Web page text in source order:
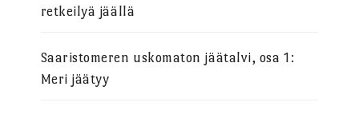
retkeilyä jäällä
Saaristomeren uskomaton jäätalvi, osa 1:
Meri jäätyy